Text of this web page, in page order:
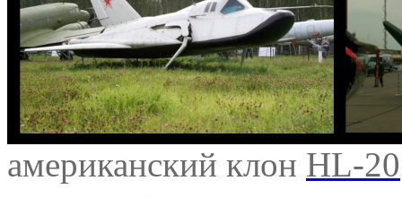
американский клон HL-20